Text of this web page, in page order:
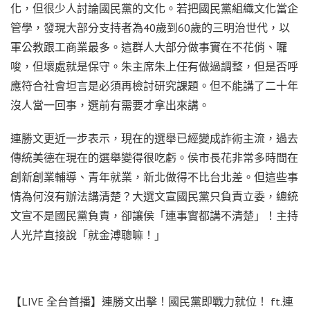
化，但很少人討論國民黨的文化。若把國民黨組織文化當企
管學，發現大部分支持者為40歲到60歲的三明治世代，以
軍公教跟工商業最多。這群人大部分做事實在不花俏、囉
唆，但壞處就是保守。朱主席朱上任有做過調整，但是否呼
應符合社會坦言是必須再檢討研究課題。但不能講了二十年
沒人當一回事，選前有需要才拿出來講。
連勝文更近一步表示，現在的選舉已經變成詐術主流，過去
傳統美德在現在的選舉變得很吃虧。侯市長花非常多時間在
創新創業輔導、青年就業，新北做得不比台北差。但這些事
情為何沒有辦法講清楚？大選文宣國民黨只負責立委，總統
文宣不是國民黨負責，卻讓侯「連事實都講不清楚」！主持
人光芹直接說「就金溥聰嘛！」
【LIVE 全台首播】連勝文出擊！國民黨即戰力就位！ ft.連